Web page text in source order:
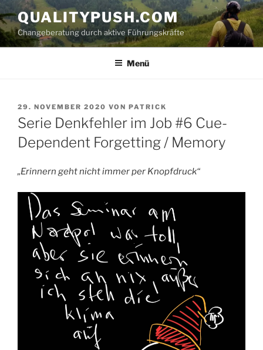
Zum
Inhalt
springen
QUALITYPUSH.COM
Changeberatung durch aktive Führungskräfte
Menü
VERÖFFENTLICHT
AM
29. NOVEMBER 2020 VON PATRICK
Serie Denkfehler im Job #6 Cue-
Dependent Forgetting / Memory
„Erinnern geht nicht immer per Knopfdruck“